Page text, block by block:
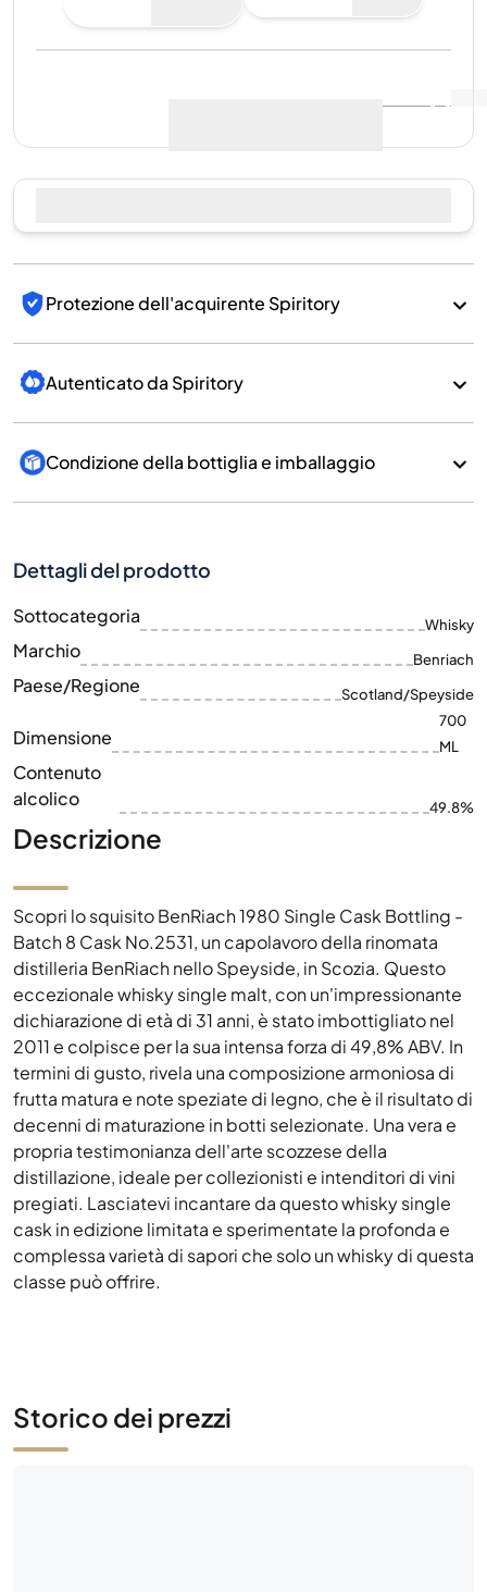
Protezione dell'acquirente Spiritory
Autenticato da Spiritory
Condizione della bottiglia e imballaggio
Dettagli del prodotto
Sottocategoria Whisky
Marchio Benriach
Paese/Regione Scotland/Speyside
Dimensione
700
ML
Contenuto
alcolico
49.8%
Descrizione
Scopri lo squisito BenRiach 1980 Single Cask Bottling -
Batch 8 Cask No.2531, un capolavoro della rinomata
distilleria BenRiach nello Speyside, in Scozia. Questo
eccezionale whisky single malt, con un'impressionante
dichiarazione di età di 31 anni, è stato imbottigliato nel
2011 e colpisce per la sua intensa forza di 49,8% ABV. In
termini di gusto, rivela una composizione armoniosa di
frutta matura e note speziate di legno, che è il risultato di
decenni di maturazione in botti selezionate. Una vera e
propria testimonianza dell'arte scozzese della
distillazione, ideale per collezionisti e intenditori di vini
pregiati. Lasciatevi incantare da questo whisky single
cask in edizione limitata e sperimentate la profonda e
complessa varietà di sapori che solo un whisky di questa
classe può offrire.
Storico dei prezzi